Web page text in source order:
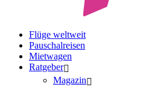
Flüge weltweit
Pauschalreisen
Mietwagen
Ratgeber
Magazin